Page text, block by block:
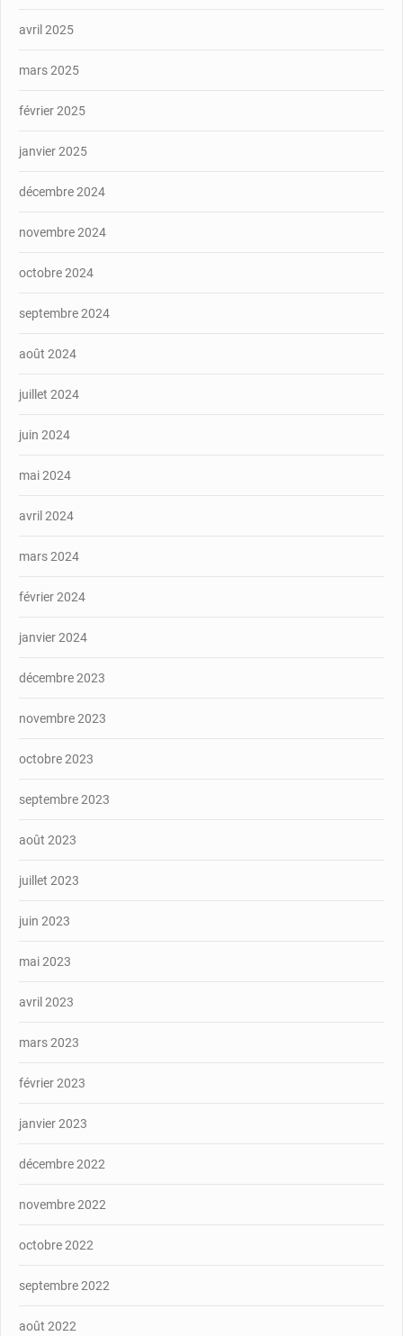
avril 2025
mars 2025
février 2025
janvier 2025
décembre 2024
novembre 2024
octobre 2024
septembre 2024
août 2024
juillet 2024
juin 2024
mai 2024
avril 2024
mars 2024
février 2024
janvier 2024
décembre 2023
novembre 2023
octobre 2023
septembre 2023
août 2023
juillet 2023
juin 2023
mai 2023
avril 2023
mars 2023
février 2023
janvier 2023
décembre 2022
novembre 2022
octobre 2022
septembre 2022
août 2022